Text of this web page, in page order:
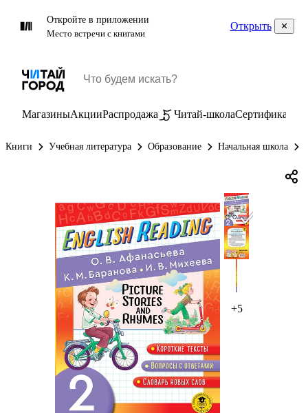
Откройте в приложении
Место встречи с книгами
Открыть
МагазиныАкцииРаспродажа Читай-школаСертификаты
Книги Учебная литература Образование Начальная школа
+5